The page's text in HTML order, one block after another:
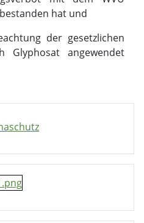
hat und
der gesetzlichen
Glyphosat angewendet